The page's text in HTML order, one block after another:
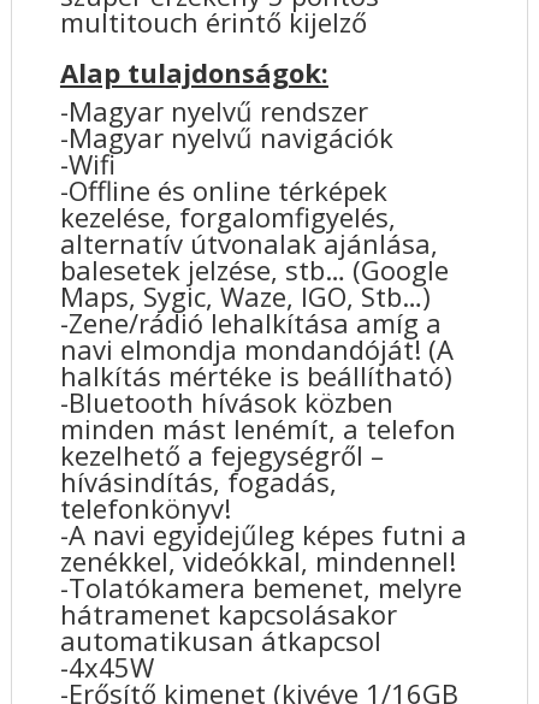
multitouch érintő kijelző
Alap tulajdonságok:
-Magyar nyelvű rendszer
-Magyar nyelvű navigációk
-Wifi
-Offline és online térképek
kezelése, forgalomfigyelés,
alternatív útvonalak ajánlása,
balesetek jelzése, stb… (Google
Maps, Sygic, Waze, IGO, Stb…)
-Zene/rádió lehalkítása amíg a
navi elmondja mondandóját! (A
halkítás mértéke is beállítható)
-Bluetooth hívások közben
minden mást lenémít, a telefon
kezelhető a fejegységről –
hívásindítás, fogadás,
telefonkönyv!
-A navi egyidejűleg képes futni a
zenékkel, videókkal, mindennel!
-Tolatókamera bemenet, melyre
hátramenet kapcsolásakor
automatikusan átkapcsol
-4x45W
-Erősítő kimenet (kivéve 1/16GB